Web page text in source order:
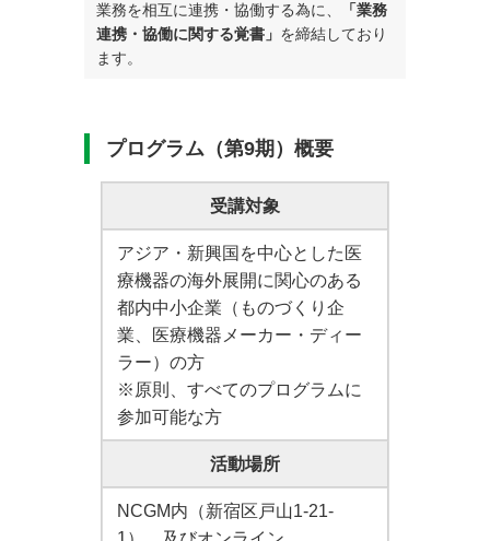
業務を相互に連携・協働する為に、
「業務
連携・協働に関する覚書」 を締結しており
ます。
プログラム（第9期）概要
受講対象
アジア・新興国を中心とした医
療機器の海外展開に関心のある
都内中小企業（ものづくり企
業、医療機器メーカー・ディー
ラー）の方
※原則、すべてのプログラムに
参加可能な方
活動場所
NCGM内（新宿区戸山1-21-